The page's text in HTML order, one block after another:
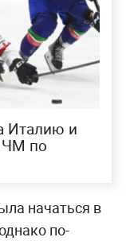
Италию и
ЧМ по
начаться в
по-